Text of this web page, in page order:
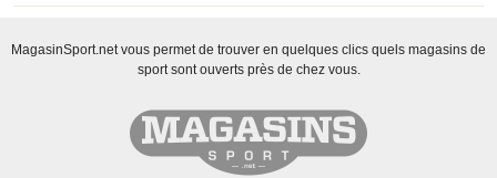
MagasinSport.net vous permet de trouver en quelques clics quels magasins de
sport sont ouverts près de chez vous.